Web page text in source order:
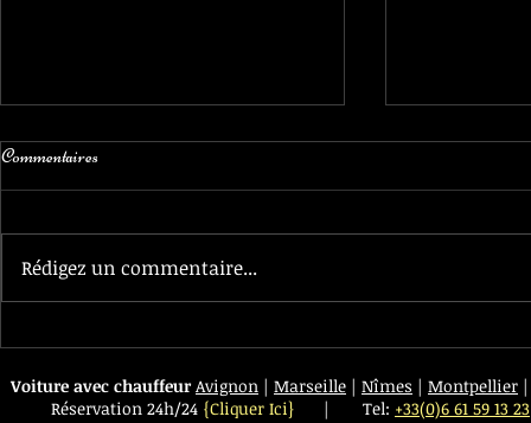
Commentaires
Rédigez un commentaire...
Voiture avec chauffeur Avignon | Marseille | Nîmes | Montpellier
Réservation 24h/24 {Cliquer Ici} | Tel: +33(0)6 61 59 13 23